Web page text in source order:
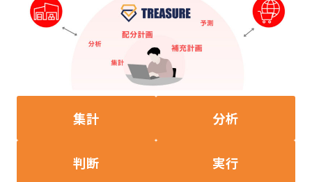
集計 分析
判断 実行